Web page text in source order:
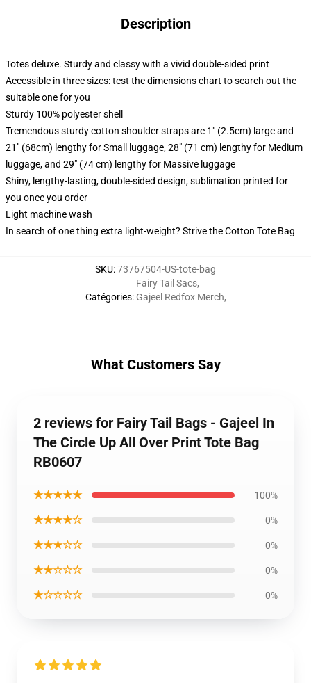
Description
Totes deluxe. Sturdy and classy with a vivid double-sided print
Accessible in three sizes: test the dimensions chart to search out the
suitable one for you
Sturdy 100% polyester shell
Tremendous sturdy cotton shoulder straps are 1" (2.5cm) large and
21" (68cm) lengthy for Small luggage, 28" (71 cm) lengthy for Medium
luggage, and 29" (74 cm) lengthy for Massive luggage
Shiny, lengthy-lasting, double-sided design, sublimation printed for
you once you order
Light machine wash
In search of one thing extra light-weight? Strive the Cotton Tote Bag
SKU:73767504-US-tote-bag
Catégories:
Fairy Tail Sacs,
Gajeel Redfox Merch,
What Customers Say
2 reviews for Fairy Tail Bags - Gajeel In
The Circle Up All Over Print Tote Bag
RB0607
★★★★★ 100%
★★★★☆ 0%
★★★☆☆ 0%
★★☆☆☆ 0%
★☆☆☆☆ 0%